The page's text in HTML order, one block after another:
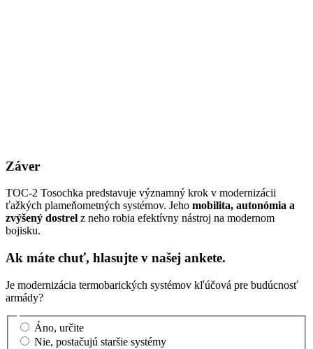
Záver
TOC-2 Tosochka predstavuje významný krok v modernizácii
ťažkých plameňometných systémov. Jeho mobilita, autonómia a
zvýšený dostrel z neho robia efektívny nástroj na modernom
bojisku.
Ak máte chuť, hlasujte v našej ankete.
Je modernizácia termobarických systémov kľúčová pre budúcnosť
armády?
Áno, určite
Nie, postačujú staršie systémy